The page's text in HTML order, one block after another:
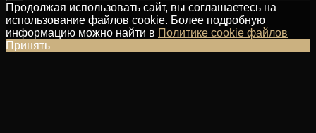
Продолжая использовать сайт, вы соглашаетесь на
использование файлов cookie. Более подробную
информацию можно найти в Политике cookie файлов
Принять